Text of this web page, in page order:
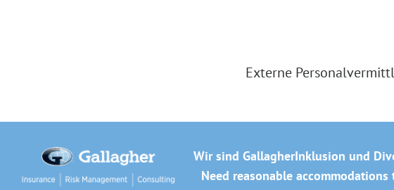
Externe
Wir sind GallagherInklusion und
Need reasonable